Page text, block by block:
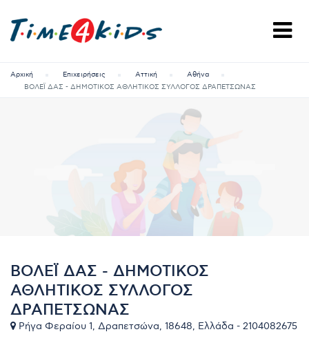
Αρχική Επιχειρήσεις Αττική
Αθήνα
ΒΟΛΕΪ ΔΑΣ - ΔΗΜΟΤΙΚΟΣ ΑΘΛΗΤΙΚΟΣ ΣΥΛΛΟΓΟΣ ΔΡΑΠΕΤΣΩΝΑΣ
ΒΟΛΕΪ ΔΑΣ - ΔΗΜΟΤΙΚΟΣ
ΑΘΛΗΤΙΚΟΣ ΣΥΛΛΟΓΟΣ
ΔΡΑΠΕΤΣΩΝΑΣ
Ρήγα Φεραίου 1, Δραπετσώνα, 18648, Ελλάδα - 2104082675